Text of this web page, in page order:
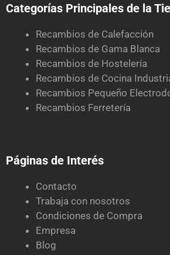
Categorías Principales de la
Recambios de Calefacción
Recambios de Gama Blanca
Recambios de Hostelería
Recambios de Cocina
Recambios Pequeño
Recambios Ferretería
Páginas de Interés
Contacto
Trabaja con nosotros
Condiciones de Compra
Empresa
Blog